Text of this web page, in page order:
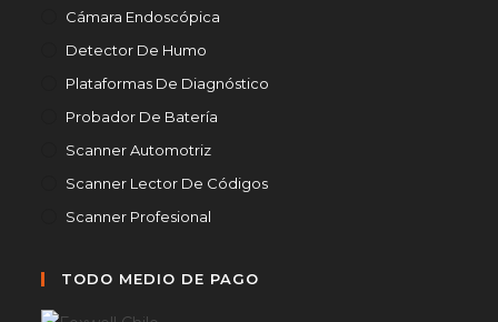
Cámara Endoscópica
Detector De Humo
Plataformas De Diagnóstico
Probador De Batería
Scanner Automotriz
Scanner Lector De Códigos
Scanner Profesional
TODO MEDIO DE PAGO